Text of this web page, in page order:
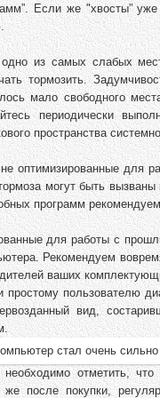
Если же "хвосты”
из самых слабых
тормозить.
мало свободного
периодически
пространства
оптимизированные для
могут быть
программ
для работы с
Рекомендуем
ваших
пользователю
вид,
отметить,
же после покупки,